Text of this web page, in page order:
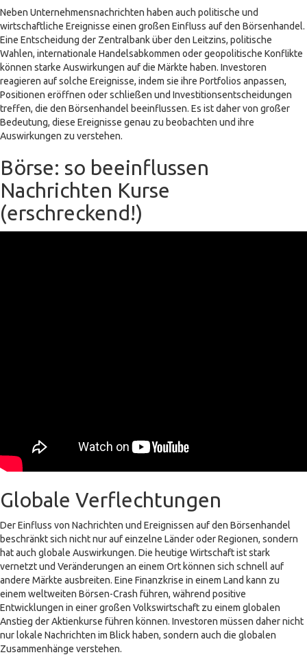
Neben Unternehmensnachrichten haben auch politische und
wirtschaftliche Ereignisse einen großen Einfluss auf den Börsenhandel.
Eine Entscheidung der Zentralbank über den Leitzins, politische
Wahlen, internationale Handelsabkommen oder geopolitische Konflikte
können starke Auswirkungen auf die Märkte haben. Investoren
reagieren auf solche Ereignisse, indem sie ihre Portfolios anpassen,
Positionen eröffnen oder schließen und Investitionsentscheidungen
treffen, die den Börsenhandel beeinflussen. Es ist daher von großer
Bedeutung, diese Ereignisse genau zu beobachten und ihre
Auswirkungen zu verstehen.
Börse: so beeinflussen
Nachrichten Kurse
(erschreckend!)
Globale Verflechtungen
Der Einfluss von Nachrichten und Ereignissen auf den Börsenhandel
beschränkt sich nicht nur auf einzelne Länder oder Regionen, sondern
hat auch globale Auswirkungen. Die heutige Wirtschaft ist stark
vernetzt und Veränderungen an einem Ort können sich schnell auf
andere Märkte ausbreiten. Eine Finanzkrise in einem Land kann zu
einem weltweiten Börsen-Crash führen, während positive
Entwicklungen in einer großen Volkswirtschaft zu einem globalen
Anstieg der Aktienkurse führen können. Investoren müssen daher nicht
nur lokale Nachrichten im Blick haben, sondern auch die globalen
Zusammenhänge verstehen.